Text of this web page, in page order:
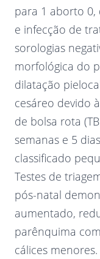
para 1 aborto 0,
e infecção de
sorologias
morfológica do
dilatação
cesáreo devido
de bolsa rota
semanas e 5
classificado
Testes de
pós-natal
aumentado,
parênquima
cálices